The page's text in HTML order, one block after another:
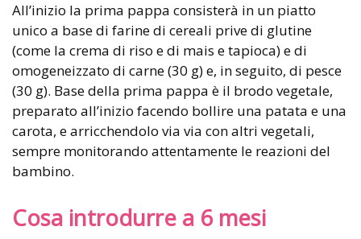
All’inizio la prima pappa consisterà in un piatto
unico a base di farine di cereali prive di glutine
(come la crema di riso e di mais e tapioca) e di
omogeneizzato di carne (30 g) e, in seguito, di pesce
(30 g). Base della prima pappa è il brodo vegetale,
preparato all’inizio facendo bollire una patata e una
carota, e arricchendolo via via con altri vegetali,
sempre monitorando attentamente le reazioni del
bambino.
Cosa introdurre a 6 mesi